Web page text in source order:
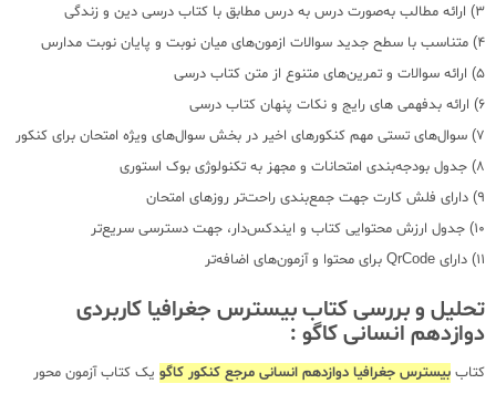
3) ارائه مطالب به‌صورت درس به درس مطابق با کتاب درسی دین و زندگی
4) متناسب با سطح جدید سوالات ازمون‌های میان نوبت و پایان نوبت مدارس
5) ارائه سوالات و تمرین‌های متنوع از متن کتاب درسی
6) ارائه بدفهمی های رایج و نکات پنهان کتاب درسی
7) سوال‌های تستی مهم کنکور‌های اخیر در بخش سوال‌های ویژه امتحان برای کنکور
8) جدول بودجه‌بندی امتحانات و مجهز به تکنولوژی بوک استوری
9) دارای فلش کارت جهت جمع‌بندی راحت‌تر روزهای امتحان
10) جدول ارزش محتوایی کتاب و ایندکس‌دار، جهت دسترسی سریع‌تر
11) دارای QrCode برای محتوا و آزمون‌های اضافه‌تر
تحلیل و بررسی کتاب بیسترس جغرافیا کاربردی
دوازدهم انسانی کاگو :
کتاب بیسترس جغرافیا دوازدهم انسانی مرجع کنکور کاگو یک کتاب آزمون محور